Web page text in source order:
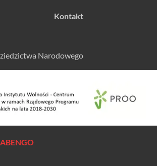
Kontakt
Narodowego
ABENGO